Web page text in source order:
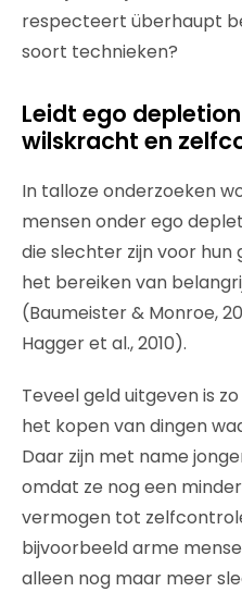
respecteert überhaupt
soort technieken?
Leidt ego
wilskracht en
In talloze onderzoeken
mensen onder ego
die slechter zijn voor hun
het bereiken van
(Baumeister & Monroe,
Hagger et al., 2010).
Teveel geld uitgeven is
het kopen van dingen
Daar zijn met name
omdat ze nog een
vermogen tot
bijvoorbeeld arme
alleen nog maar meer